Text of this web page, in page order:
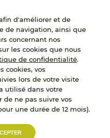
d'améliorer et de
de navigation, ainsi que
concernant nos
les cookies que nous
de confidentialité.
cookies, vos
lors de votre visite
utilisé dans votre
de ne pas suivre vos
une durée de 12 mois).
Enfance Protégée, créé le 5
missions de service public du
et de traitement des
France Enfance
et une ressource pour
appui à l’élaboration de la
à l’activité des conseils
et les Associations au
et de la protection de